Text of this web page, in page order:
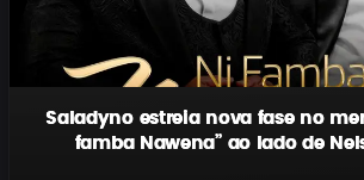
Saladyno estreia nova fase no
famba Nawena” ao lado de